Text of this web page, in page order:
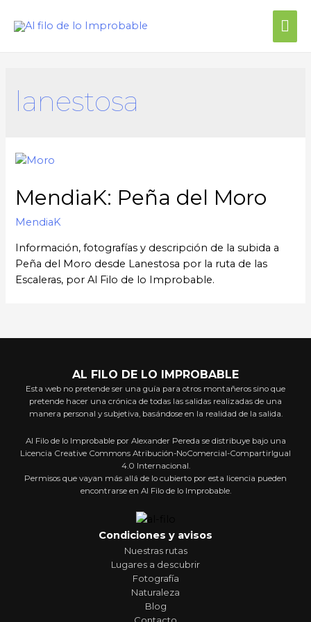
lanestosa
MendiaK: Peña del Moro
MendiaK
Información, fotografías y descripción de la subida a
Peña del Moro desde Lanestosa por la ruta de las
Escaleras, por Al Filo de lo Improbable.
AL FILO DE LO IMPROBABLE
Esta web no pretende ser una guía para otros montañeros sino que
pretende hacer una crónica de todas las salidas realizadas de una
manera personal y subjetiva, basándose en la realidad de la salida.
Al Filo de lo Improbable por Alexander Pereda se distribuye bajo una
Licencia Creative Commons Atribución-NoComercial-CompartirIgual
4.0 Internacional.
Permisos que vayan más allá de lo cubierto por esta licencia pueden
encontrarse en Al Filo de lo Improbable.
Condiciones y avisos
Nuestras rutas
Lugares a descubrir
Fotografía
Naturaleza
Blog